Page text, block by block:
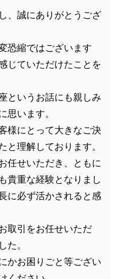
、誠にありがとうござ
恐縮ではございます
じていただけたことを
というお話にも親しみ
思います。
様にとって大きなご決
と理解しております。
任せいただき、ともに
貴重な経験となりまし
に必ず活かされると感
取引をお任せいただ
た。
かお困りごと等ござい